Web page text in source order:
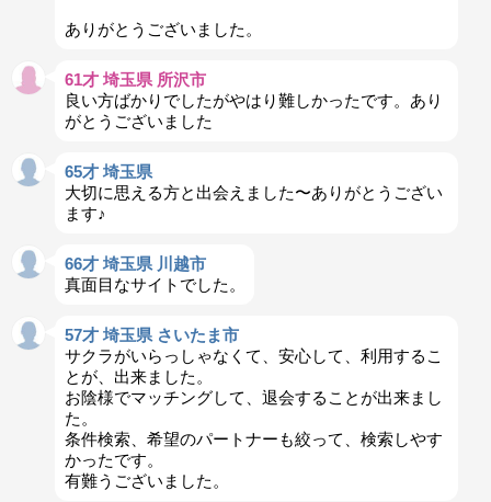
ありがとうございました。
61才 埼玉県 所沢市
良い方ばかりでしたがやはり難しかったです。あり
がとうございました
65才 埼玉県
大切に思える方と出会えました〜ありがとうござい
ます♪
66才 埼玉県 川越市
真面目なサイトでした。
57才 埼玉県 さいたま市
サクラがいらっしゃなくて、安心して、利用するこ
とが、出来ました。
お陰様でマッチングして、退会することが出来まし
た。
条件検索、希望のパートナーも絞って、検索しやす
かったです。
有難うございました。